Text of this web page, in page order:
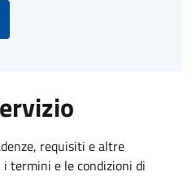
requisiti e altre
termini e le condizioni di